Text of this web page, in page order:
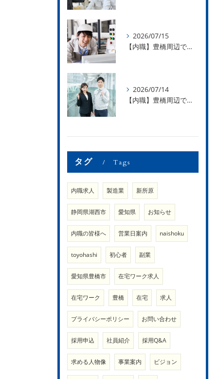
2026/07/15
【内職】豊橋周辺で内職のお仕事を探している方募集中！【急な学級閉鎖も安心】
2026/07/14
【内職】豊橋周辺で内職のお仕事を探している方募集中！【内職さまのお声②】
タグ Tags
内職求人 製造業 新所原
静岡県湖西市 愛知県 お知らせ
内職の皆様へ 営業日案内 naishoku
toyohashi 初心者 副業
愛知県豊橋市 在宅ワーク求人
在宅ワーク 豊橋 在宅 求人
プライバシーポリシー お問い合わせ
採用申込 社員紹介 採用Q&A
求める人物像 事業案内 ビジョン